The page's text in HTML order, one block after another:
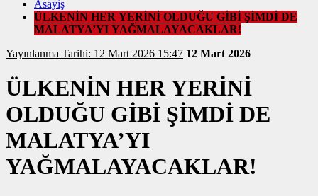
Asayiş
ÜLKENİN HER YERİNİ OLDUĞU GİBİ ŞİMDİ DE
MALATYA’YI YAĞMALAYACAKLAR!
Yayınlanma Tarihi: 12 Mart 2026 15:47 12 Mart 2026
ÜLKENİN HER YERİNİ
OLDUĞU GİBİ ŞİMDİ DE
MALATYA’YI
YAĞMALAYACAKLAR!